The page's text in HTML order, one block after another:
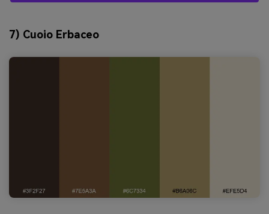
7) Cuoio Erbaceo